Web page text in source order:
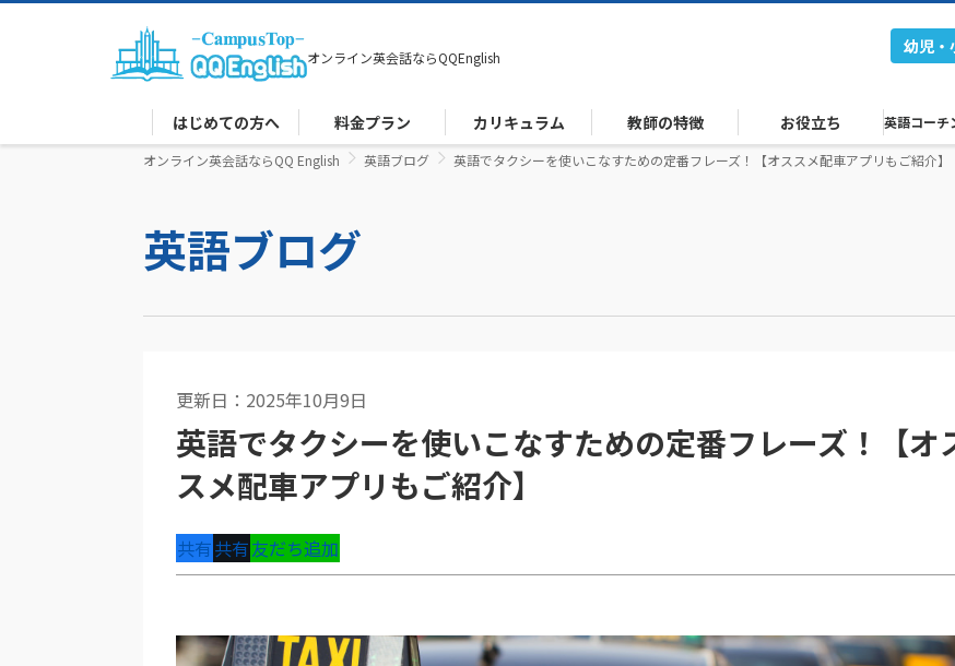
オンライン英会話ならQQEnglish
幼児・
はじめての方へ 料金プラン カリキュラム 教師の特徴 お役立ち 英語コーチ
オンライン英会話ならQQ English 英語ブログ 英語でタクシーを使いこなすための定番フレーズ！【オススメ配車アプリもご紹介】
英語ブログ
更新日：2025年10月9日
英語でタクシーを使いこなすための定番フレーズ！【オ
スメ配車アプリもご紹介】
共有共有友だち追加